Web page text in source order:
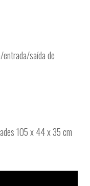
saída de
105 x 44 x 35 cm